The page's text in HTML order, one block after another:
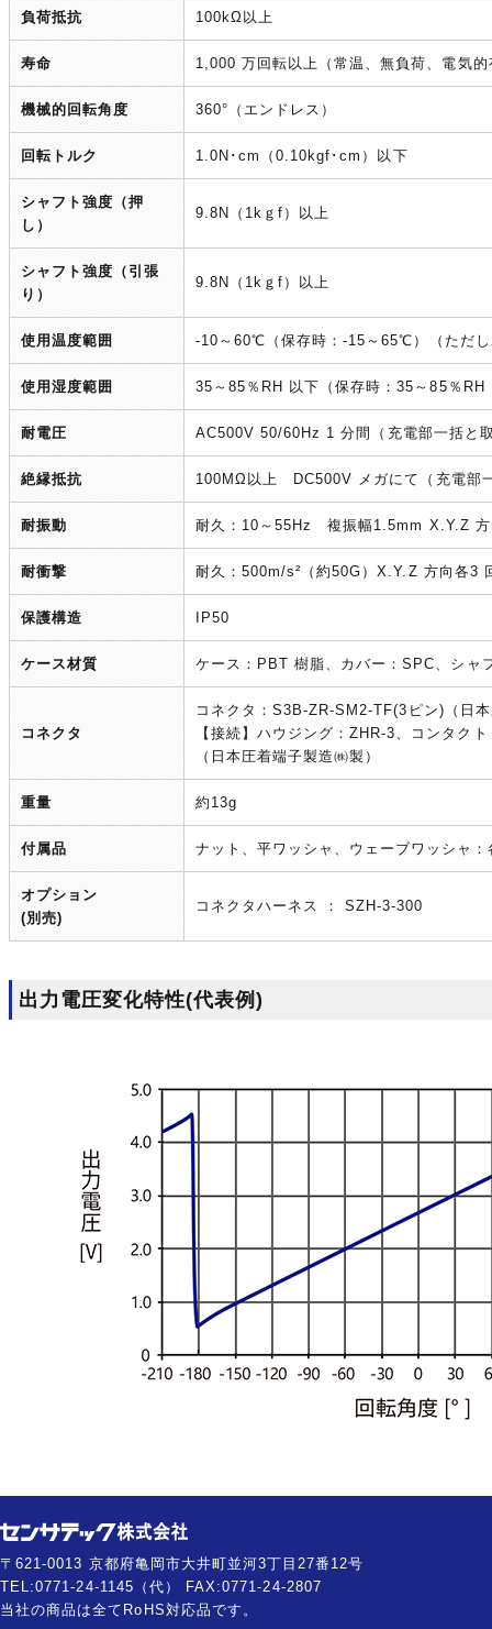
負荷抵抗 100kΩ以上
寿命 1,000 万回転以上（常温、無負荷、電気
機械的回転角度 360°（エンドレス）
回転トルク 1.0N･cm（0.10kgf･cm）以下
シャフト強度（押
し）
9.8N（1kｇf）以上
シャフト強度（引張
り）
9.8N（1kｇf）以上
使用温度範囲 -10～60℃（保存時：-15～65℃）（ただし
使用湿度範囲 35～85％RH 以下（保存時：35～85％
耐電圧 AC500V 50/60Hz 1 分間（充電部一括と
絶縁抵抗 100MΩ以上 DC500V メガにて（充電部
耐振動 耐久：10～55Hz 複振幅1.5mm X.Y.Z 方
耐衝撃 耐久：500m/s²（約50G）X.Y.Z 方向各3
保護構造 IP50
ケース材質 ケース：PBT 樹脂、カバー：SPC、シャ
コネクタ
コネクタ：S3B-ZR-SM2-TF(3ピン)（日
【接続】ハウジング：ZHR-3、コンタク
（日本圧着端子製造㈱製）
重量 約13g
付属品 ナット、平ワッシャ、ウェーブワッシャ
オプション
(別売)
コネクタハーネス ： SZH-3-300
出力電圧変化特性(代表例)
〒621-0013 京都府亀岡市大井町並河3丁目27番12号
TEL:0771-24-1145（代） FAX:0771-24-2807
当社の商品は全てRoHS対応品です。